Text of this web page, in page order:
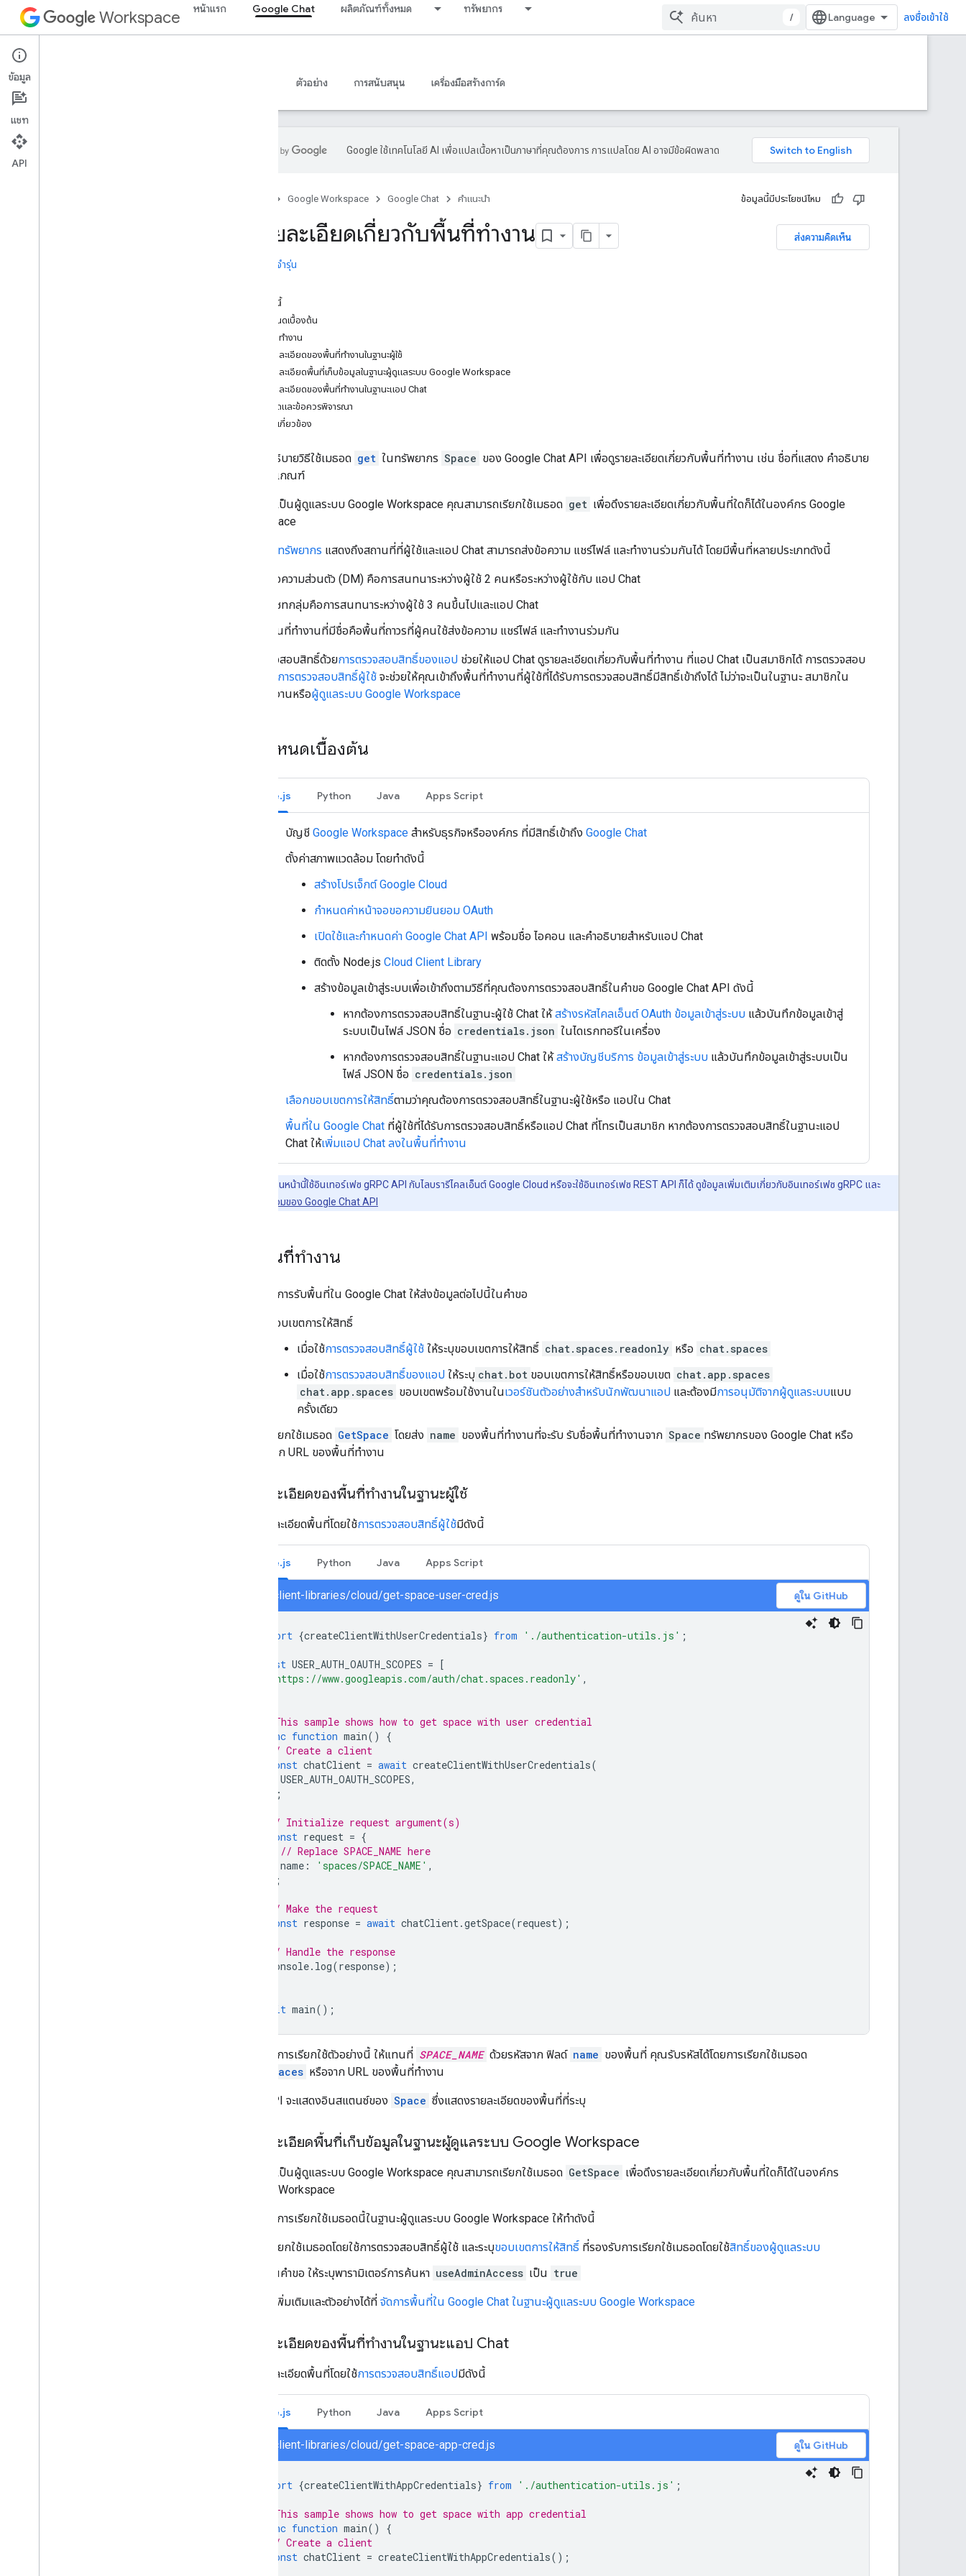
Workspace หน้าแรก Google Chat ผลิตภัณฑ์ทั้งหมด ทรัพยากร
/ ลงชื่อเข้าใช้
Google Chat
ภาพรวม ตัวอย่าง การสนับสนุน เครื่องมือสร้างการ์ด
Google ใช้เทคโนโลยี AI เพื่อแปลเนื้อหาเป็นภาษาที่คุณต้องการ การแปลโดย AI อาจมีข้อผิดพลาด
Google Workspace Google Chat คำแนะนำ ข้อมูลนี้มีประโยชน์ไหม
ส่งความคิดเห็น
ดูรายละเอียดเกี่ยวกับพื้นที่ทำงาน
บันทึกประจำรุ่น
ในหน้านี้
ข้อกำหนดเบื้องต้น
รับพื้นที่ทำงาน
ดูรายละเอียดของพื้นที่ทำงานในฐานะผู้ใช้
ดูรายละเอียดพื้นที่เก็บข้อมูลในฐานะผู้ดูแลระบบ Google Workspace
ดูรายละเอียดของพื้นที่ทำงานในฐานะแอป Chat
ข้อจำกัดและข้อควรพิจารณา
หัวข้อที่เกี่ยวข้อง
คู่มือนี้อธิบายวิธีใช้เมธอด get ในทรัพยากร Space ของ Google Chat API เพื่อดูรายละเอียดเกี่ยวกับพื้นที่ทำงาน เช่น ชื่อที่แสดง คำอธิบาย
และหลักเกณฑ์
หากคุณเป็นผู้ดูแลระบบ Google Workspace คุณสามารถเรียกใช้เมธอด get เพื่อดึงรายละเอียดเกี่ยวกับพื้นที่ใดก็ได้ในองค์กร Google
Workspace
ทรัพยากร แสดงถึงสถานที่ที่ผู้ใช้และแอป Chat สามารถส่งข้อความ แชร์ไฟล์ และทำงานร่วมกันได้ โดยมีพื้นที่หลายประเภทดังนี้
ข้อความส่วนตัว (DM) คือการสนทนาระหว่างผู้ใช้ 2 คนหรือระหว่างผู้ใช้กับ แอป Chat
แชทกลุ่มคือการสนทนาระหว่างผู้ใช้ 3 คนขึ้นไปและแอป Chat
พื้นที่ทำงานที่มีชื่อคือพื้นที่ถาวรที่ผู้คนใช้ส่งข้อความ แชร์ไฟล์ และทำงานร่วมกัน
การตรวจสอบสิทธิ์ด้วยการตรวจสอบสิทธิ์ของแอป ช่วยให้แอป Chat ดูรายละเอียดเกี่ยวกับพื้นที่ทำงาน ที่แอป Chat เป็นสมาชิกได้ การตรวจสอบ
การตรวจสอบสิทธิ์ผู้ใช้ จะช่วยให้คุณเข้าถึงพื้นที่ทำงานที่ผู้ใช้ที่ได้รับการตรวจสอบสิทธิ์มีสิทธิ์เข้าถึงได้ ไม่ว่าจะเป็นในฐานะ สมาชิกใน
พื้นที่ทำงานหรือผู้ดูแลระบบ Google Workspace
ข้อกำหนดเบื้องต้น
Node.js Python Java Apps Script
บัญชี Google Workspace สำหรับธุรกิจหรือองค์กร ที่มีสิทธิ์เข้าถึง Google Chat
ตั้งค่าสภาพแวดล้อม โดยทำดังนี้
สร้างโปรเจ็กต์ Google Cloud
กำหนดค่าหน้าจอขอความยินยอม OAuth
เปิดใช้และกำหนดค่า Google Chat API พร้อมชื่อ ไอคอน และคำอธิบายสำหรับแอป Chat
ติดตั้ง Node.js Cloud Client Library
สร้างข้อมูลเข้าสู่ระบบเพื่อเข้าถึงตามวิธีที่คุณต้องการตรวจสอบสิทธิ์ในคำขอ Google Chat API ดังนี้
หากต้องการตรวจสอบสิทธิ์ในฐานะผู้ใช้ Chat ให้สร้างรหัสไคลเอ็นต์ OAuth ข้อมูลเข้าสู่ระบบ แล้วบันทึกข้อมูลเข้าสู่
ระบบเป็นไฟล์ JSON ชื่อ credentials.json ในไดเรกทอรีในเครื่อง
หากต้องการตรวจสอบสิทธิ์ในฐานะแอป Chat ให้สร้างบัญชีบริการ ข้อมูลเข้าสู่ระบบ แล้วบันทึกข้อมูลเข้าสู่ระบบเป็น
ไฟล์ JSON ชื่อ credentials.json
เลือกขอบเขตการให้สิทธิ์ตามว่าคุณต้องการตรวจสอบสิทธิ์ในฐานะผู้ใช้หรือ แอปใน Chat
พื้นที่ใน Google Chat ที่ผู้ใช้ที่ได้รับการตรวจสอบสิทธิ์หรือแอป Chat ที่โทรเป็นสมาชิก หากต้องการตรวจสอบสิทธิ์ในฐานะแอป
Chat ให้เพิ่มแอป Chat ลงในพื้นที่ทำงาน
ตัวอย่างโค้ดในหน้านี้ใช้อินเทอร์เฟซ gRPC API กับไลบรารีไคลเอ็นต์ Google Cloud หรือจะใช้อินเทอร์เฟซ REST API ก็ได้ ดูข้อมูลเพิ่มเติมเกี่ยวกับอินเทอร์เฟซ gRPC และ
ภาพรวมของ Google Chat API
รับพื้นที่ทำงาน
หากต้องการรับพื้นที่ใน Google Chat ให้ส่งข้อมูลต่อไปนี้ในคำขอ
ขอบเขตการให้สิทธิ์
เมื่อใช้การตรวจสอบสิทธิ์ผู้ใช้ ให้ระบุขอบเขตการให้สิทธิ์ chat.spaces.readonly หรือ chat.spaces
เมื่อใช้การตรวจสอบสิทธิ์ของแอป ให้ระบุ chat.bot ขอบเขตการให้สิทธิ์หรือขอบเขต chat.app.spaces
chat.app.spaces ขอบเขตพร้อมใช้งานในเวอร์ชันตัวอย่างสำหรับนักพัฒนาแอป และต้องมีการอนุมัติจากผู้ดูแลระบบแบบ
ครั้งเดียว
เรียกใช้เมธอด GetSpace โดยส่ง name ของพื้นที่ทำงานที่จะรับ รับชื่อพื้นที่ทำงานจาก Space ทรัพยากรของ Google Chat หรือ
จาก URL ของพื้นที่ทำงาน
ดูรายละเอียดของพื้นที่ทำงานในฐานะผู้ใช้
วิธีดูรายละเอียดพื้นที่โดยใช้การตรวจสอบสิทธิ์ผู้ใช้มีดังนี้
Node.js Python Java Apps Script
chat/client-libraries/cloud/get-space-user-cred.js ดูใน GitHub
import {createClientWithUserCredentials} from './authentication-utils.js' ;
const USER_AUTH_OAUTH_SCOPES = [
'https://www.googleapis.com/auth/chat.spaces.readonly' ,
// This sample shows how to get space with user credential
async function main()
{
// Create a client
const chatClient = await createClientWithUserCredentials(
USER_AUTH_OAUTH_SCOPES,
);
// Initialize request argument(s)
const request = {
// Replace SPACE_NAME here
name : 'spaces/SPACE_NAME' ,
};
// Make the request
const response = await chatClient.getSpace(request);
// Handle the response
console. log(response);
await main();
หากต้องการเรียกใช้ตัวอย่างนี้ ให้แทนที่ SPACE_NAME ด้วยรหัสจาก ฟิลด์ name ของพื้นที่ คุณรับรหัสได้โดยการเรียกใช้เมธอด
ListSpaces หรือจาก URL ของพื้นที่ทำงาน
Chat API จะแสดงอินสแตนซ์ของ Space ซึ่งแสดงรายละเอียดของพื้นที่ที่ระบุ
ดูรายละเอียดพื้นที่เก็บข้อมูลในฐานะผู้ดูแลระบบ Google Workspace
หากคุณเป็นผู้ดูแลระบบ Google Workspace คุณสามารถเรียกใช้เมธอด GetSpace เพื่อดึงรายละเอียดเกี่ยวกับพื้นที่ใดก็ได้ในองค์กร
Google Workspace
หากต้องการเรียกใช้เมธอดนี้ในฐานะผู้ดูแลระบบ Google Workspace ให้ทำดังนี้
เรียกใช้เมธอดโดยใช้การตรวจสอบสิทธิ์ผู้ใช้ และระบุขอบเขตการให้สิทธิ์ ที่รองรับการเรียกใช้เมธอดโดยใช้สิทธิ์ของผู้ดูแลระบบ
ในคำขอ ให้ระบุพารามิเตอร์การค้นหา useAdminAccess เป็น true
ดูข้อมูลเพิ่มเติมและตัวอย่างได้ที่ จัดการพื้นที่ใน Google Chat ในฐานะผู้ดูแลระบบ Google Workspace
ดูรายละเอียดของพื้นที่ทำงานในฐานะแอป Chat
วิธีดูรายละเอียดพื้นที่โดยใช้การตรวจสอบสิทธิ์แอปมีดังนี้
Node.js Python Java Apps Script
chat/client-libraries/cloud/get-space-app-cred.js ดูใน GitHub
import {createClientWithAppCredentials} from './authentication-utils.js' ;
// This sample shows how to get space with app credential
async function main()
{
// Create a client
const chatClient = createClientWithAppCredentials();
ข้อมูล
แชท
API